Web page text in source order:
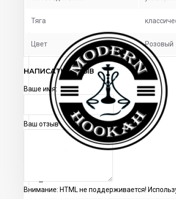
Шахта
Мундштук
Тяга
Цвет Розовый
НАПИСАТЬ ОТЗЫВ
Ваше имя:
Ваш отзыв
Внимание: HTML не поддерживается!